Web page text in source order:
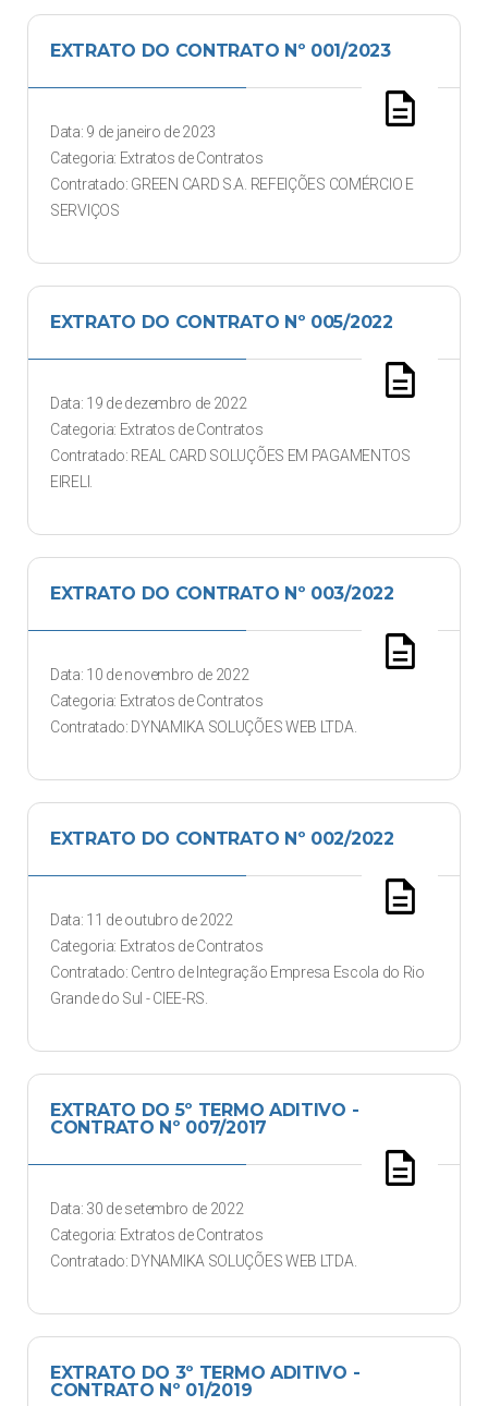
description
EXTRATO DO CONTRATO Nº 001/2023
Data: 9 de janeiro de 2023
Categoria: Extratos de Contratos
Contratado: GREEN CARD S.A. REFEIÇÕES COMÉRCIO E
SERVIÇOS
description
EXTRATO DO CONTRATO Nº 005/2022
Data: 19 de dezembro de 2022
Categoria: Extratos de Contratos
Contratado: REAL CARD SOLUÇÕES EM PAGAMENTOS
EIRELI.
description
EXTRATO DO CONTRATO Nº 003/2022
Data: 10 de novembro de 2022
Categoria: Extratos de Contratos
Contratado: DYNAMIKA SOLUÇÕES WEB LTDA.
description
EXTRATO DO CONTRATO Nº 002/2022
Data: 11 de outubro de 2022
Categoria: Extratos de Contratos
Contratado: Centro de Integração Empresa Escola do Rio
Grande do Sul - CIEE-RS.
description
EXTRATO DO 5º TERMO ADITIVO -
CONTRATO Nº 007/2017
Data: 30 de setembro de 2022
Categoria: Extratos de Contratos
Contratado: DYNAMIKA SOLUÇÕES WEB LTDA.
EXTRATO DO 3º TERMO ADITIVO -
CONTRATO Nº 01/2019